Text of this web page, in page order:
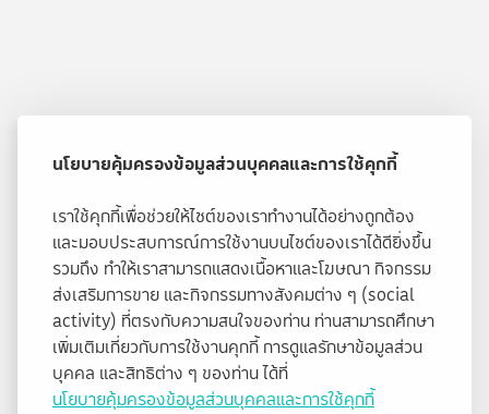
นโยบายคุ้มครองข้อมูลส่วนบุคคลและการใช้คุกกี้
เราใช้คุกกี้เพื่อช่วยให้ไซต์ของเราทำงานได้อย่างถูกต้อง
และมอบประสบการณ์การใช้งานบนไซต์ของเราได้ดียิ่งขึ้น
รวมถึง ทำให้เราสามารถแสดงเนื้อหาและโฆษณา กิจกรรม
ส่งเสริมการขาย และกิจกรรมทางสังคมต่าง ๆ (social
activity) ที่ตรงกับความสนใจของท่าน ท่านสามารถศึกษา
เพิ่มเติมเกี่ยวกับการใช้งานคุกกี้ การดูแลรักษาข้อมูลส่วน
บุคคล และสิทธิต่าง ๆ ของท่าน ได้ที่
นโยบายคุ้มครองข้อมูลส่วนบุคคลและการใช้คุกกี้